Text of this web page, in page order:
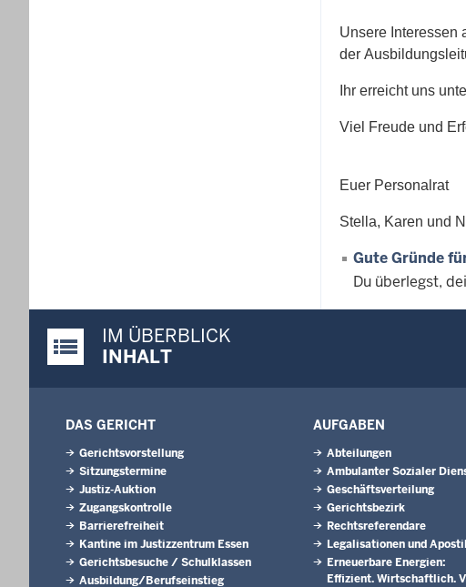
Unsere Interessen
der
Ihr erreicht uns
Viel Freude und
Euer Personalrat
Stella, Karen und
Gute Gründe
Du überlegst,
Justiz-Portal im Überblick:
IM ÜBERBLICK
INHALT
DAS GERICHT
Gerichtsvorstellung
Sitzungstermine
Justiz-Auktion
Zugangskontrolle
Barrierefreiheit
Kantine im Justizzentrum Essen
Gerichtsbesuche / Schulklassen
Ausbildung/Berufseinstieg
AUFGABEN
Abteilungen
Ambulanter Sozialer
Geschäftsverteilung
Gerichtsbezirk
Rechtsreferendare
Legalisationen und
Erneuerbare Energien:
Effizient. Wirtschaftlich.